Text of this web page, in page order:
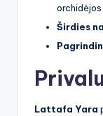
orchidėjos
Širdies
Lattafa Yara